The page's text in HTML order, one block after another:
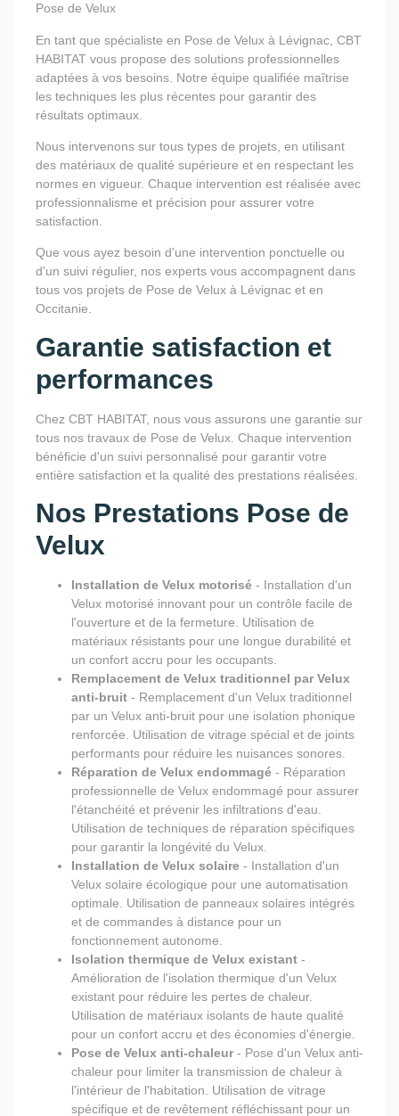
Pose de Velux
En tant que spécialiste en Pose de Velux à Lévignac, CBT
HABITAT vous propose des solutions professionnelles
adaptées à vos besoins. Notre équipe qualifiée maîtrise
les techniques les plus récentes pour garantir des
résultats optimaux.
Nous intervenons sur tous types de projets, en utilisant
des matériaux de qualité supérieure et en respectant les
normes en vigueur. Chaque intervention est réalisée avec
professionnalisme et précision pour assurer votre
satisfaction.
Que vous ayez besoin d'une intervention ponctuelle ou
d'un suivi régulier, nos experts vous accompagnent dans
tous vos projets de Pose de Velux à Lévignac et en
Occitanie.
Garantie satisfaction et
performances
Chez CBT HABITAT, nous vous assurons une garantie sur
tous nos travaux de Pose de Velux. Chaque intervention
bénéficie d'un suivi personnalisé pour garantir votre
entière satisfaction et la qualité des prestations réalisées.
Nos Prestations Pose de
Velux
Installation de Velux motorisé - Installation d'un
Velux motorisé innovant pour un contrôle facile de
l'ouverture et de la fermeture. Utilisation de
matériaux résistants pour une longue durabilité et
un confort accru pour les occupants.
Remplacement de Velux traditionnel par Velux
anti-bruit - Remplacement d'un Velux traditionnel
par un Velux anti-bruit pour une isolation phonique
renforcée. Utilisation de vitrage spécial et de joints
performants pour réduire les nuisances sonores.
Réparation de Velux endommagé - Réparation
professionnelle de Velux endommagé pour assurer
l'étanchéité et prévenir les infiltrations d'eau.
Utilisation de techniques de réparation spécifiques
pour garantir la longévité du Velux.
Installation de Velux solaire - Installation d'un
Velux solaire écologique pour une automatisation
optimale. Utilisation de panneaux solaires intégrés
et de commandes à distance pour un
fonctionnement autonome.
Isolation thermique de Velux existant -
Amélioration de l'isolation thermique d'un Velux
existant pour réduire les pertes de chaleur.
Utilisation de matériaux isolants de haute qualité
pour un confort accru et des économies d'énergie.
Pose de Velux anti-chaleur- Pose d'un Velux anti-
chaleur pour limiter la transmission de chaleur à
l'intérieur de l'habitation. Utilisation de vitrage
spécifique et de revêtement réfléchissant pour un